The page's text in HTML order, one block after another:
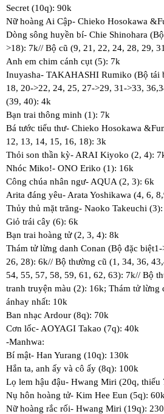
Secret (10q): 90k
Nữ hoàng Ai Cập- Chieko Hosokawa
Dòng sông huyền bí- Chie Shinohara
>18): 7k// Bộ cũ (9, 21, 22, 24, 28, 29,
Anh em chim cánh cụt (5): 7k
Inuyasha- TAKAHASHI Rumiko (Bộ tái
18, 20->22, 24, 25, 27->29, 31->33, 36,3
(39, 40): 4k
Bạn trai thông minh (1): 7k
Bá tước tiểu thư- Chieko Hosokawa
12, 13, 14, 15, 16, 18): 3k
Thỏi son thần kỳ- ARAI Kiyoko (2, 4):
Nhóc Miko!- ONO Eriko (1): 16k
Công chúa nhân ngư- AQUA (2, 3): 6k
Arita đáng yêu- Arata Yoshikawa (4, 6,
Thủy thủ mặt trăng- Naoko Takeuchi
Giỏ trái cây (6): 6k
Bạn trai hoàng tử (2, 3, 4): 8k
Thám tử lừng danh Conan (Bộ đặc
26, 28): 6k// Bộ thường cũ (1, 34, 36,
54, 55, 57, 58, 59, 61, 62, 63): 7k// Bộ
tranh truyện màu (2): 16k; Thám tử lừng
ánhay nhất: 10k
Ban nhạc Ardour (8q): 70k
Cơn lốc- AOYAGI Takao (7q): 40k
-Manhwa:
Bí mật- Han Yurang (10q): 130k
Hắn ta, anh ấy và cô ấy (8q): 100k
Lọ lem hậu đậu- Hwang Miri (20q, thiếu
Nụ hôn hoàng tử- Kim Hee Eun (5q): 60k
Nữ hoàng rắc rối- Hwang Miri (19q):